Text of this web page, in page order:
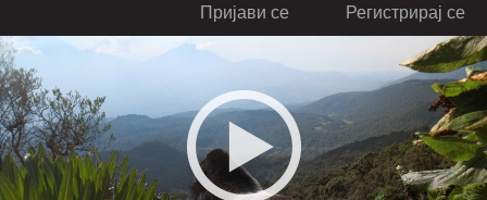
Пријави се Регистрирај се